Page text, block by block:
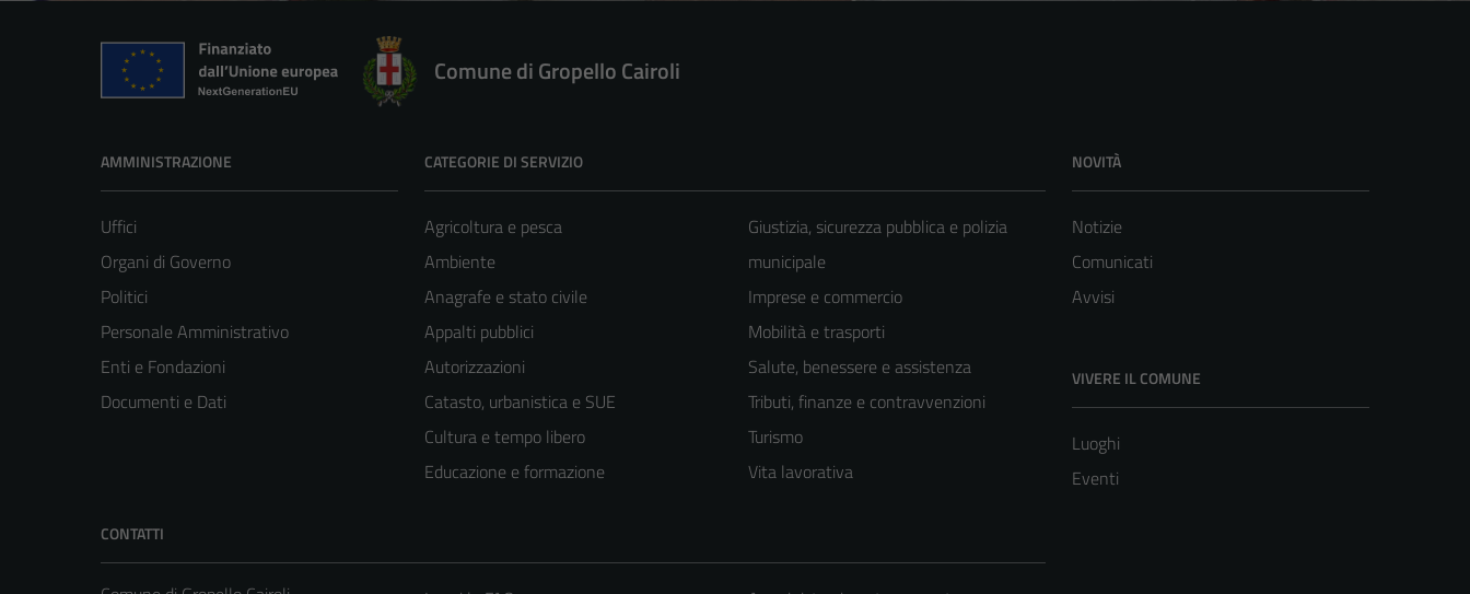
Comune di Gropello Cairoli
AMMINISTRAZIONE
Uffici
Organi di Governo
Politici
Personale Amministrativo
Enti e Fondazioni
Documenti e Dati
CATEGORIE DI SERVIZIO
Agricoltura e pesca
Ambiente
Anagrafe e stato civile
Appalti pubblici
Autorizzazioni
Catasto, urbanistica e SUE
Cultura e tempo libero
Educazione e formazione
Giustizia, sicurezza pubblica e polizia
municipale
Imprese e commercio
Mobilità e trasporti
Salute, benessere e assistenza
Tributi, finanze e contravvenzioni
Turismo
Vita lavorativa
NOVITÀ
Notizie
Comunicati
Avvisi
VIVERE IL COMUNE
Luoghi
Eventi
CONTATTI